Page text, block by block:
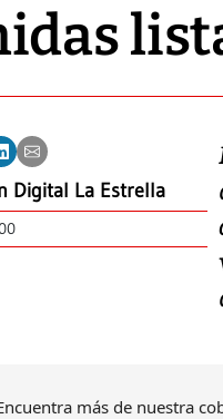
Digital La Estrella
más de nuestra